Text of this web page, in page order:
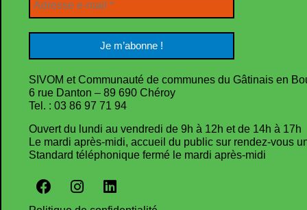
SIVOM et Communauté de communes du Gâtinais en
6 rue Danton – 89 690 Chéroy
Tel. : 03 86 97 71 94
Ouvert du lundi au vendredi de 9h à 12h et de 14h à 17h
Le mardi après-midi, accueil du public sur rendez-vous
Standard téléphonique fermé le mardi après-midi